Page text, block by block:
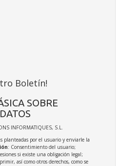
Boletín!
SOBRE
INFORMATIQUES, S.L.
planteadas por el usuario y enviarle la
: Consentimiento del usuario;
si existe una obligación legal;
así como otros derechos, como se